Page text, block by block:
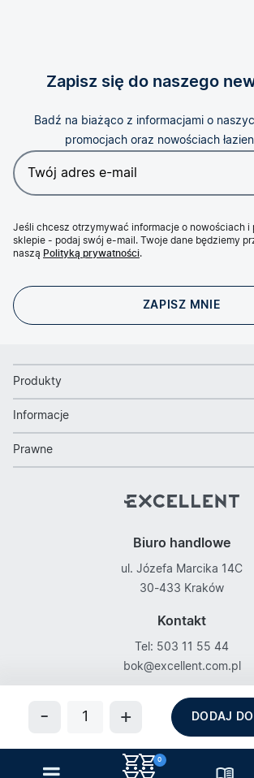
0
DODAJ
Zapisz się do naszego
Badź na biażąco z informacjami o
promocjach oraz nowościach
Jeśli chcesz otrzymywać informacje o nowościach i
sklepie - podaj swój e-mail. Twoje dane będziemy
naszą Polityką prywatności.
Produkty
Informacje
Prawne
Biuro handlowe
ul. Józefa Marcika 14C
30-433 Kraków
Kontakt
Tel: 503 11 55 44
bok@excellent.com.pl
Obserwuj nas na